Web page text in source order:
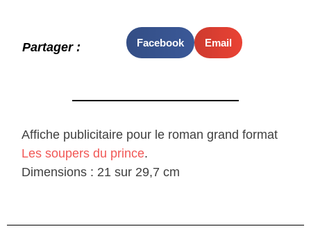
Partager : Facebook Email
Affiche publicitaire pour le roman grand format
Les soupers du prince.
Dimensions : 21 sur 29,7 cm